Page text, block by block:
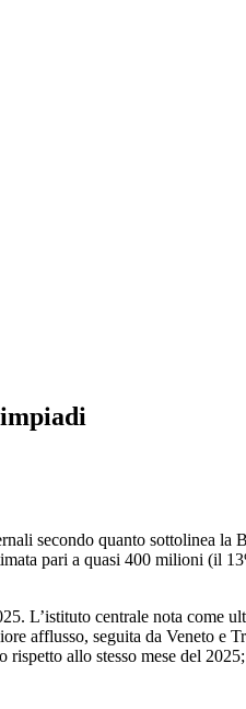
secondo quanto sottolinea la
pari a quasi 400 milioni (il
L’istituto centrale nota come
afflusso, seguita da Veneto e
allo stesso mese del